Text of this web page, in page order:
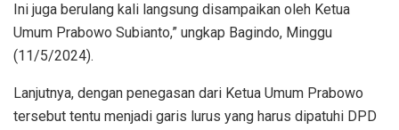
Ini juga berulang kali langsung disampaikan oleh Ketua
Umum Prabowo Subianto,” ungkap Bagindo, Minggu
(11/5/2024).
Lanjutnya, dengan penegasan dari Ketua Umum Prabowo
tersebut tentu menjadi garis lurus yang harus dipatuhi DPD